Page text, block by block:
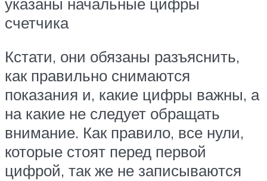
счетчика
Кстати, они обязаны разъяснить,
как правильно снимаются
показания и, какие цифры важны, а
на какие не следует обращать
внимание. Как правило, все нули,
которые стоят перед первой
цифрой, так же не записываются